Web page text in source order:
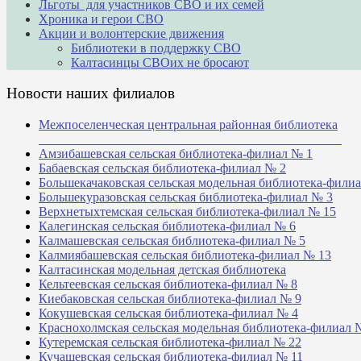
Льготы для участников СВО и их семей
Хроника и герои СВО
Акции и волонтерские движения
Библиотеки в поддержку СВО
Калтасинцы СВОих не бросают
Новости наших филиалов
Межпоселенческая центральная районная библиотека
Амзибашевская сельская библиотека-филиал № 1
Бабаевская сельская библиотека-филиал № 2
Большекачаковская сельская модельная библиотека-
Большекуразовская сельская библиотека-филиал № 3
Верхнетыхтемская сельская библиотека-филиал № 15
Калегинская сельская библиотека-филиал № 6
Калмашевская сельская библиотека-филиал № 5
Калмиябашевская сельская библиотека-филиал № 13
Калтасинская модельная детская библиотека
Кельтеевская сельская библиотека-филиал № 8
Киебаковская сельская библиотека-филиал № 9
Кокушевская сельская библиотека-филиал № 4
Краснохолмская сельская модельная библиотека-филиал
Кутеремская сельская библиотека-филиал № 22
Кучашевская сельская библиотека-филиал № 11